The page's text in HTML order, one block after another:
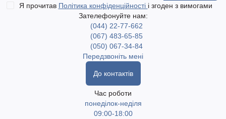
Я прочитав Політика конфіденційності і згоден з вимогами
Зателефонуйте нам:
(044) 22-77-662
(067) 483-65-85
(050) 067-34-84
Передзвоніть мені
До контактів
Час роботи
понеділок-неділя
09:00-18:00